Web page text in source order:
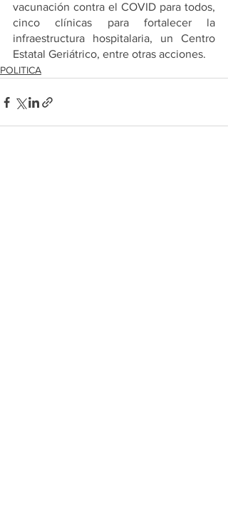
vacunación contra el COVID para todos,
cinco clínicas para fortalecer la
infraestructura hospitalaria, un Centro
Estatal Geriátrico, entre otras acciones.
POLITICA